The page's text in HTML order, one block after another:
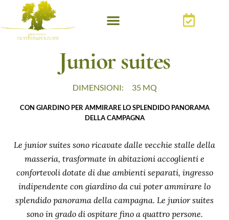
Junior suites
DIMENSIONI: 35 MQ
CON GIARDINO PER AMMIRARE LO SPLENDIDO PANORAMA
DELLA CAMPAGNA
Le junior suites sono ricavate dalle vecchie stalle della
masseria, trasformate in abitazioni accoglienti e
confortevoli dotate di due ambienti separati, ingresso
indipendente con giardino da cui poter ammirare lo
splendido panorama della campagna. Le junior suites
sono in grado di ospitare fino a quattro persone.